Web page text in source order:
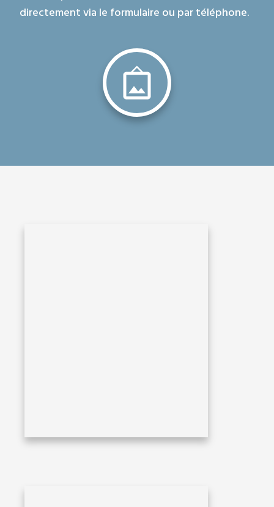
directement via le formulaire ou par téléphone.